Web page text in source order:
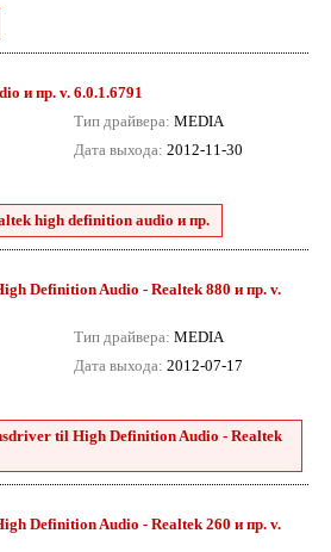
и пр. v. 6.0.1.6791
Тип драйвера: MEDIA
Дата выхода: 2012-11-30
high definition audio и пр.
Definition Audio - Realtek 880 и пр. v.
Тип драйвера: MEDIA
Дата выхода: 2012-07-17
til High Definition Audio - Realtek
Definition Audio - Realtek 260 и пр. v.